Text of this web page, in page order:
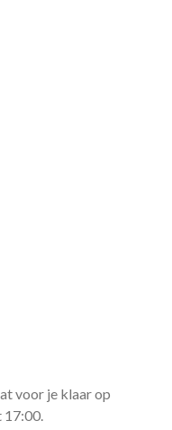
voor je klaar op